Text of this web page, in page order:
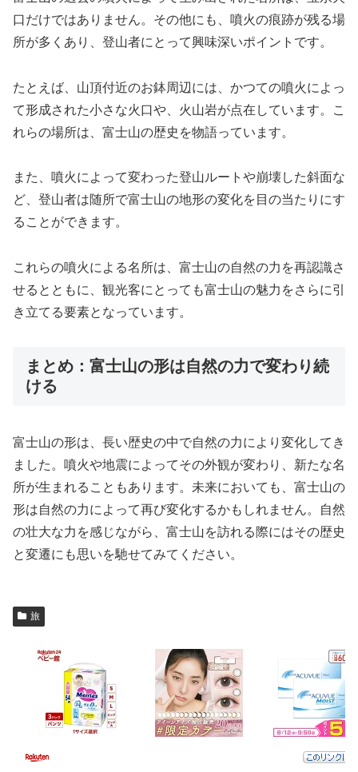
口だけではありません。その他にも、噴火の痕跡が残る場
所が多くあり、登山者にとって興味深いポイントです。
たとえば、山頂付近のお鉢周辺には、かつての噴火によっ
て形成された小さな火口や、火山岩が点在しています。こ
れらの場所は、富士山の歴史を物語っています。
また、噴火によって変わった登山ルートや崩壊した斜面な
ど、登山者は随所で富士山の地形の変化を目の当たりにす
ることができます。
これらの噴火による名所は、富士山の自然の力を再認識さ
せるとともに、観光客にとっても富士山の魅力をさらに引
き立てる要素となっています。
まとめ：富士山の形は自然の力で変わり続
ける
富士山の形は、長い歴史の中で自然の力により変化してき
ました。噴火や地震によってその外観が変わり、新たな名
所が生まれることもあります。未来においても、富士山の
形は自然の力によって再び変化するかもしれません。自然
の壮大な力を感じながら、富士山を訪れる際にはその歴史
と変遷にも思いを馳せてみてください。
旅